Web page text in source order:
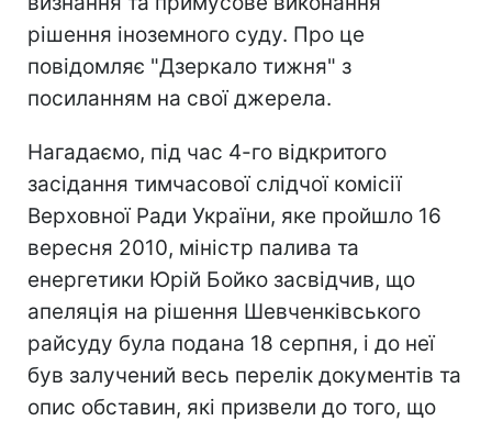
рішення іноземного суду. Про це
повідомляє "Дзеркало тижня" з
посиланням на свої джерела.
Нагадаємо, під час 4-го відкритого
засідання тимчасової слідчої комісії
Верховної Ради України, яке пройшло 16
вересня 2010, міністр палива та
енергетики Юрій Бойко засвідчив, що
апеляція на рішення Шевченківського
райсуду була подана 18 серпня, і до неї
був залучений весь перелік документів та
опис обставин, які призвели до того, що